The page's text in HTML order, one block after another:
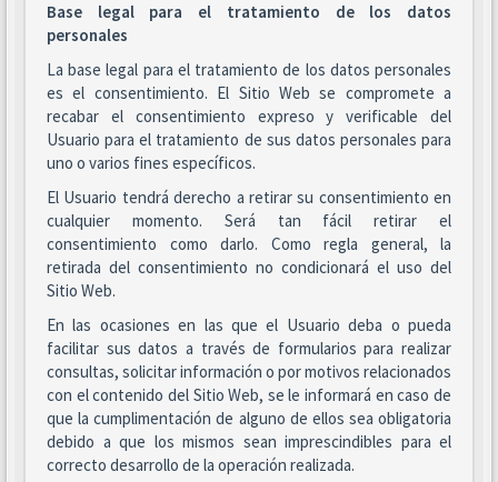
Base legal para el tratamiento de los datos
personales
La base legal para el tratamiento de los datos personales
es el consentimiento. El Sitio Web se compromete a
recabar el consentimiento expreso y verificable del
Usuario para el tratamiento de sus datos personales para
uno o varios fines específicos.
El Usuario tendrá derecho a retirar su consentimiento en
cualquier momento. Será tan fácil retirar el
consentimiento como darlo. Como regla general, la
retirada del consentimiento no condicionará el uso del
Sitio Web.
En las ocasiones en las que el Usuario deba o pueda
facilitar sus datos a través de formularios para realizar
consultas, solicitar información o por motivos relacionados
con el contenido del Sitio Web, se le informará en caso de
que la cumplimentación de alguno de ellos sea obligatoria
debido a que los mismos sean imprescindibles para el
correcto desarrollo de la operación realizada.